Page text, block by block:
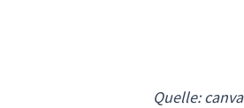
Quelle: canva